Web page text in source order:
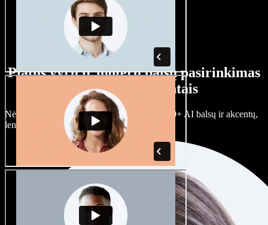
Platus vyrų ir moterų balsų pasirinkimas
su įvairiais akcentais
Nėra dviejų vienodų projektų. Rinkitės iš 100+ AI balsų ir akcentų,
lengvai juos prisitaikykite.